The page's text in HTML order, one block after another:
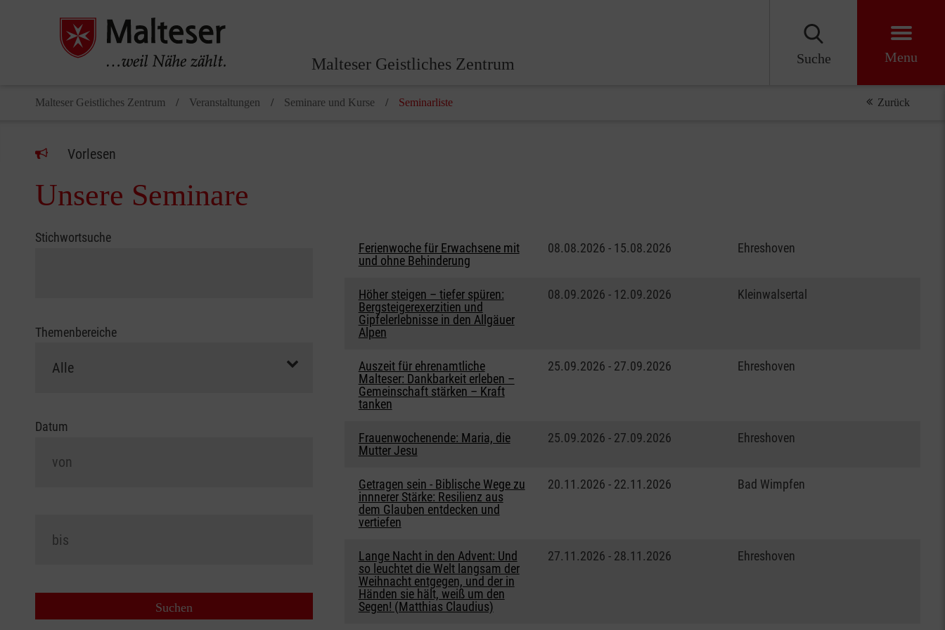
Malteser Geistliches Zentrum Suche Menu
Malteser Geistliches Zentrum Veranstaltungen Seminare und Kurse Seminarliste Zurück
Vorlesen
Unsere Seminare
Stichwortsuche
Themenbereiche
Datum
Ferienwoche für Erwachsene mit
und ohne Behinderung
08.08.2026 - 15.08.2026 Ehreshoven
Höher steigen – tiefer spüren:
Bergsteigerexerzitien und
Gipfelerlebnisse in den Allgäuer
Alpen
08.09.2026 - 12.09.2026 Kleinwalsertal
Auszeit für ehrenamtliche
Malteser: Dankbarkeit erleben –
Gemeinschaft stärken – Kraft
tanken
25.09.2026 - 27.09.2026 Ehreshoven
Frauenwochenende: Maria, die
Mutter Jesu
25.09.2026 - 27.09.2026 Ehreshoven
Getragen sein - Biblische Wege zu
innnerer Stärke: Resilienz aus
dem Glauben entdecken und
vertiefen
20.11.2026 - 22.11.2026 Bad Wimpfen
Lange Nacht in den Advent: Und
so leuchtet die Welt langsam der
Weihnacht entgegen, und der in
Händen sie hält, weiß um den
Segen! (Matthias Claudius)
27.11.2026 - 28.11.2026 Ehreshoven